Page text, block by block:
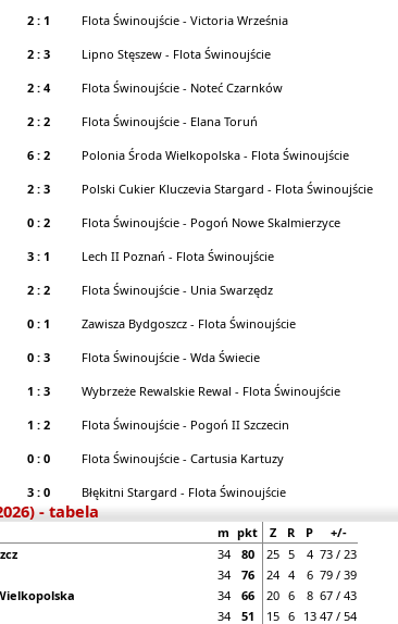
2 : 1
Flota Świnoujście - Victoria Września
2 : 3
Lipno Stęszew - Flota Świnoujście
2 : 4
Flota Świnoujście - Noteć Czarnków
2 : 2
Flota Świnoujście - Elana Toruń
6 : 2
Polonia Środa Wielkopolska - Flota Świnoujście
2 : 3
Polski Cukier Kluczevia Stargard - Flota Świnoujście
0 : 2
Flota Świnoujście - Pogoń Nowe Skalmierzyce
3 : 1
Lech II Poznań - Flota Świnoujście
2 : 2
Flota Świnoujście - Unia Swarzędz
0 : 1
Zawisza Bydgoszcz - Flota Świnoujście
0 : 3
Flota Świnoujście - Wda Świecie
1 : 3
Wybrzeże Rewalskie Rewal - Flota Świnoujście
1 : 2
Flota Świnoujście - Pogoń II Szczecin
0 : 0
Flota Świnoujście - Cartusia Kartuzy
3 : 0 Błękitni Stargard - Flota Świnoujście
- tabela
m pkt Z R P
+/-
34 80 25 5 4 73 / 23
34 76 24 4 6 79 / 39
34 66 20 6 8 67 / 43
34 51 15 6 13 47 / 54